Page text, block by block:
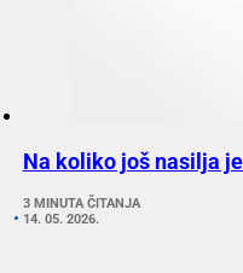
Na koliko još nasilja
3 MINUTA ČITANJA
14. 05. 2026.